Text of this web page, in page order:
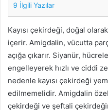
9 İlgili Yazılar
Kayısı çekirdeği, doğal olarak
içerir. Amigdalin, vücutta
açığa çıkarır. Siyanür,
engelleyerek hızlı ve ciddi
nedenle kayısı çekirdeği
edilmemelidir. Amigdalin
çekirdeği ve şeftali